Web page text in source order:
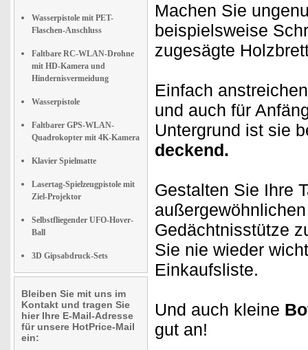
Wasserpistole mit PET-
Flaschen-Anschluss
Faltbare RC-WLAN-Drohne
mit HD-Kamera und
Hindernisvermeidung
Wasserpistole
Faltbarer GPS-WLAN-
Quadrokopter mit 4K-Kamera
Klavier Spielmatte
Lasertag-Spielzeugpistole mit
Ziel-Projektor
Selbstfliegender UFO-Hover-
Ball
3D Gipsabdruck-Sets
Bleiben Sie mit uns im
Kontakt und tragen Sie
hier Ihre E-Mail-Adresse
für unsere HotPrice-Mail
ein:
Machen Sie
beispielsweise
zugesägte
Einfach
und auch für
Untergrund ist sie
deckend.
Gestalten Sie Ihre
Gedächtnisstütze
Sie nie wieder
Einkaufsliste.
Und auch kleine
gut an!